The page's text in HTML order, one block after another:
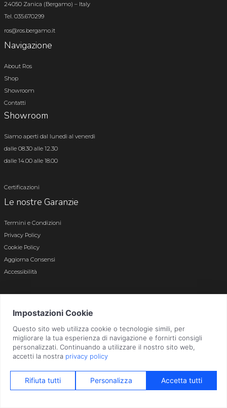
24050 Zanica (Bergamo) – Italy
Tel. 035.670299
ros@ros.bergamo.it
Navigazione
About Ros
Shop
Showroom
Contatti
Showroom
Siamo aperti dal lunedì al venerdì
dalle 08.30 alle 12.30
dalle 14.00 alle 18.00
Certificazioni
Le nostre Garanzie
Termini e Condizioni
Privacy Policy
Cookie Policy
Aggiorna Consensi
Accessibilità
Bergamo n. 01496180165 · Capitale Sociale i.v. € 800.000,00